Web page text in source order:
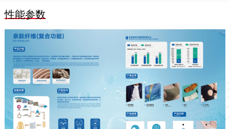
性能参数